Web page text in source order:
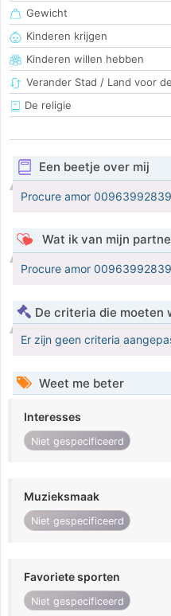
Gewicht
Kinderen krijgen
Kinderen willen hebben
Verander Stad / Land voor
De religie
Een beetje over mij
Procure amor
Wat ik van mijn
Procure amor
De criteria die moeten
Er zijn geen criteria
Weet me beter
Interesses
Niet gespecificeerd
Muzieksmaak
Niet gespecificeerd
Favoriete sporten
Niet gespecificeerd